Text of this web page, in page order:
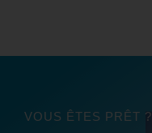
VOUS ÊTES PRÊT ?